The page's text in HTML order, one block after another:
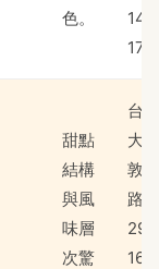
色。
甜點
結構
與風
味層
次驚
台
大
敦
路
16